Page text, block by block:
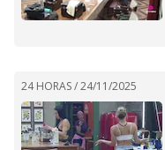
24 HORAS /24/11/2025